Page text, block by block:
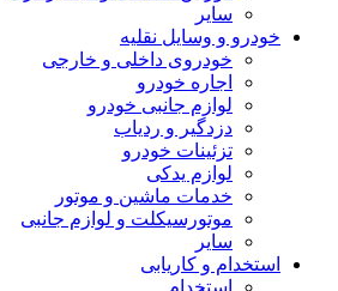
سایر
خودرو و وسایل نقلیه
خودروی داخلی و خارجی
اجاره خودرو
لوازم جانبی خودرو
دزدگیر و ردیاب
تزئینات خودرو
لوازم یدکی
خدمات ماشین و موتور
موتورسیکلت و لوازم جانبی
سایر
استخدام و کاریابی